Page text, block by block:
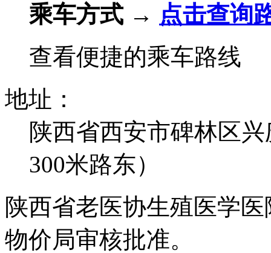
乘车方式 → 点击查询
查看便捷的乘车路线
地址：
陕西省西安市碑林区
300米路东）
陕西省老医协生殖医学
物价局审核批准。